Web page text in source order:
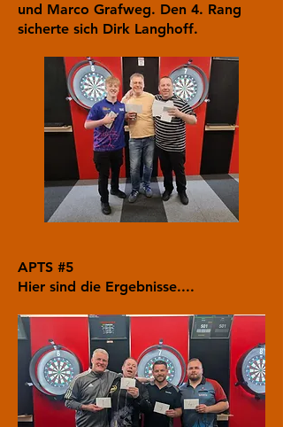
und Marco Grafweg. Den 4. Rang
sicherte sich Dirk Langhoff.
APTS #5
Hier sind die Ergebnisse....